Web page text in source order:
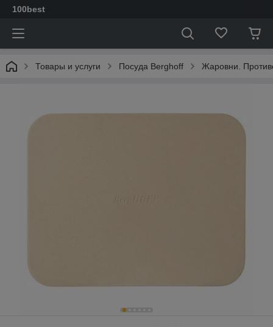
100best
Товары и услуги Посуда Berghoff Жаровни.